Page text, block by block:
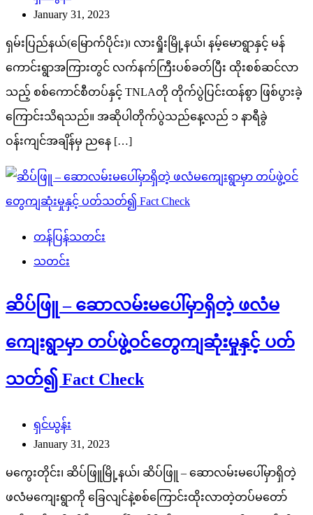
January 31, 2023
ရှမ်းပြည်နယ်(မြောက်ပိုင်း)၊ လားရှိုးမြို့နယ်၊ နမ့်မောရွာနှင့် မန်
ကောင်းရွာအကြားတွင် လက်နက်ကြီးပစ်ခတ်ပြီး ထိုးစစ်ဆင်လာ
သည့် စစ်ကောင်စီတပ်နှင့် TNLAတို တိုက်ပွဲပြင်းထန်စွာ ဖြစ်ပွားခဲ့
ကြောင်းသိရသည်။ အဆိုပါတိုက်ပွဲသည်နေ့လည် ၁ နာရီခွဲ
ဝန်းကျင်အချိန်မှ ညနေ […]
တန်ပြန်သတင်း
သတင်း
ဆိပ်ဖြူ – ဆောလမ်းမပေါ်မှာရှိတဲ့ ဖလံမ
ကျေးရွာမှာ တပ်ဖွဲ့ဝင်တွေကျဆုံးမှုနှင့် ပတ်
သတ်၍ Fact Check
ရှင်ယွန်း
January 31, 2023
မကွေးတိုင်း၊ ဆိပ်ဖြူမြို့နယ်၊ ဆိပ်ဖြူ – ဆောလမ်းမပေါ်မှာရှိတဲ့
ဖလံမကျေးရွာကို ခြေလျင်နဲ့စစ်ကြောင်းထိုးလာတဲ့တပ်မတော်